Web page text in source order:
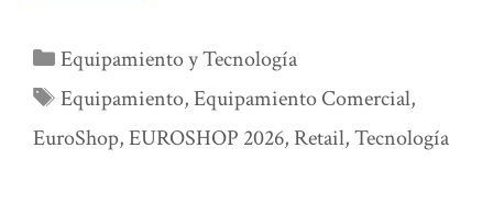
Categorías
Equipamiento y Tecnología
Etiquetas
Equipamiento,Equipamiento Comercial,
EuroShop,EUROSHOP 2026, Retail,Tecnología